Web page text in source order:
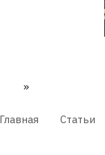
Последняя
»
Главная Статьи